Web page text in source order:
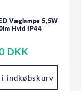
Væglampe 5,5W
Hvid IP44
DKK
indkøbskurv